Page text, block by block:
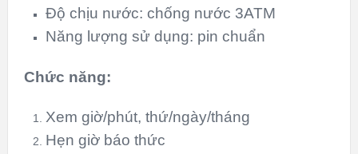
Độ chịu nước: chống nước 3ATM
Năng lượng sử dụng: pin chuẩn
Chức năng:
Xem giờ/phút, thứ/ngày/tháng
Hẹn giờ báo thức